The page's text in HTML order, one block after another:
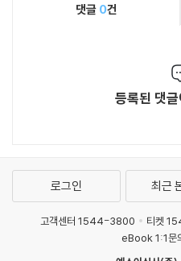
댓글 0건
등록된 댓
로그인 최근
고객센터 1544-3800 티켓
eBook 1:1문